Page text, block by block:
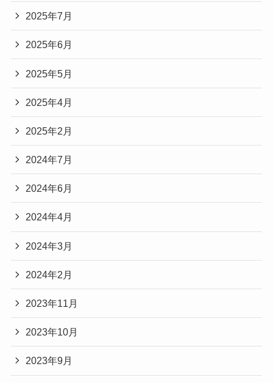
2025年7月
2025年6月
2025年5月
2025年4月
2025年2月
2024年7月
2024年6月
2024年4月
2024年3月
2024年2月
2023年11月
2023年10月
2023年9月